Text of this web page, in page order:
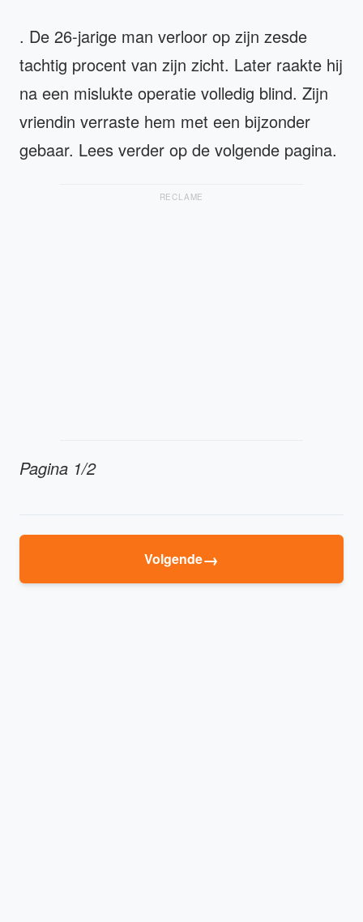
. De 26-jarige man verloor op zijn zesde
tachtig procent van zijn zicht. Later raakte hij
na een mislukte operatie volledig blind. Zijn
vriendin verraste hem met een bijzonder
gebaar. Lees verder op de volgende pagina.
RECLAME
Pagina 1/2
Volgende→